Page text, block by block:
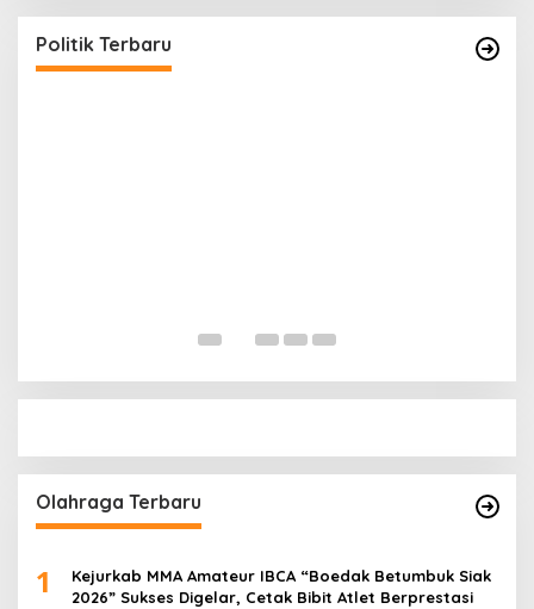
Politik Terbaru
Tegaskan Komitmen Bersih Narkoba
Di Politik, Polri | Februari 23, 2026
Olahraga Terbaru
1
Kejurkab MMA Amateur IBCA “Boedak Betumbuk Siak
2026” Sukses Digelar, Cetak Bibit Atlet Berprestasi